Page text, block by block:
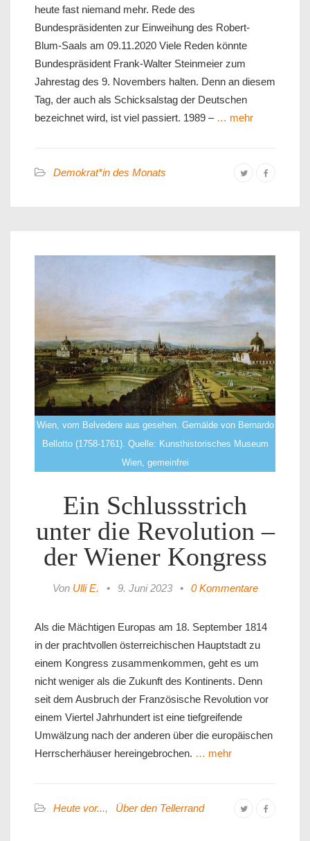
heute fast niemand mehr. Rede des
Bundespräsidenten zur Einweihung des Robert-
Blum-Saals am 09.11.2020 Viele Reden könnte
Bundespräsident Frank-Walter Steinmeier zum
Jahrestag des 9. Novembers halten. Denn an diesem
Tag, der auch als Schicksalstag der Deutschen
bezeichnet wird, ist viel passiert. 1989 –… mehr
Demokrat*in des Monats
Wien, vom Belvedere aus gesehen. Gemälde von Bernardo
Bellotto (1758-1761). Quelle: Kunsthistorisches Museum
Wien, gemeinfrei
Ein Schlussstrich
unter die Revolution –
der Wiener Kongress
Von Ulli E. • 9. Juni 2023 • 0 Kommentare
Als die Mächtigen Europas am 18. September 1814
in der prachtvollen österreichischen Hauptstadt zu
einem Kongress zusammenkommen, geht es um
nicht weniger als die Zukunft des Kontinents. Denn
seit dem Ausbruch der Französische Revolution vor
einem Viertel Jahrhundert ist eine tiefgreifende
Umwälzung nach der anderen über die europäischen
Herrscherhäuser hereingebrochen. … mehr
Heute vor..., Über den Tellerrand